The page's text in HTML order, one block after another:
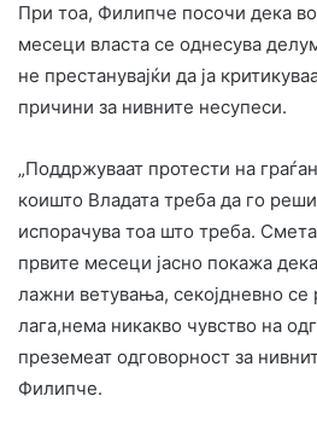
При тоа, Филипче посочи дека
месеци власта се однесува
не престанувајќи да ја
причини за нивните несупеси.
„Поддржуваат протести на
коишто Владата треба да го
испорачува тоа што треба.
првите месеци јасно покажа
лажни ветувања, секојдневно се
лага,нема никакво чувство на
преземеат одговорност за
Филипче.